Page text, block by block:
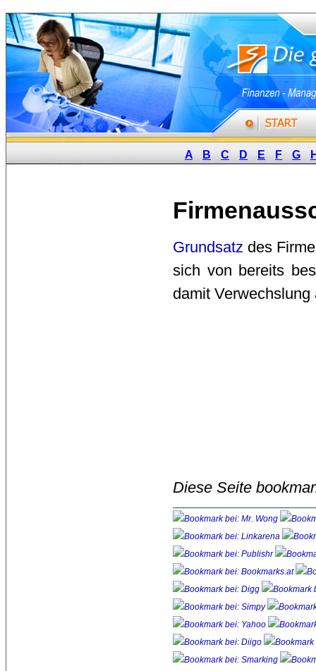
A B C D E F G
Grundsatz des
sich von bereits
damit
Diese Seite